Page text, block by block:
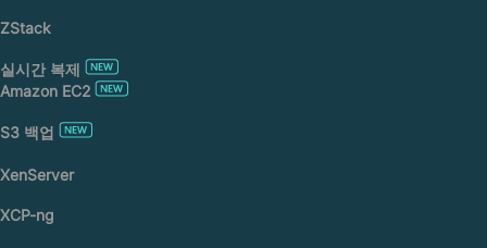
ZStack
실시간 복제
Amazon EC2
S3 백업
XenServer
XCP-ng